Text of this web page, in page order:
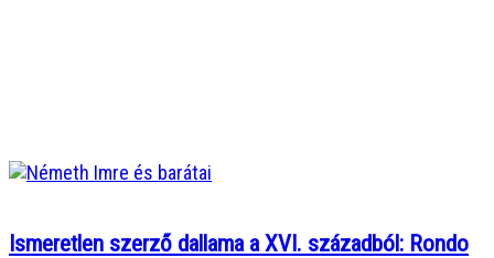
Ismeretlen szerző dallama a XVI. századból: Rondo